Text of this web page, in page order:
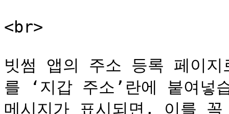
<br>
빗썸 앱의 주소 등록 페이
를 ‘지갑 주소’란에 붙여넣
메시지가 표시되면, 이를